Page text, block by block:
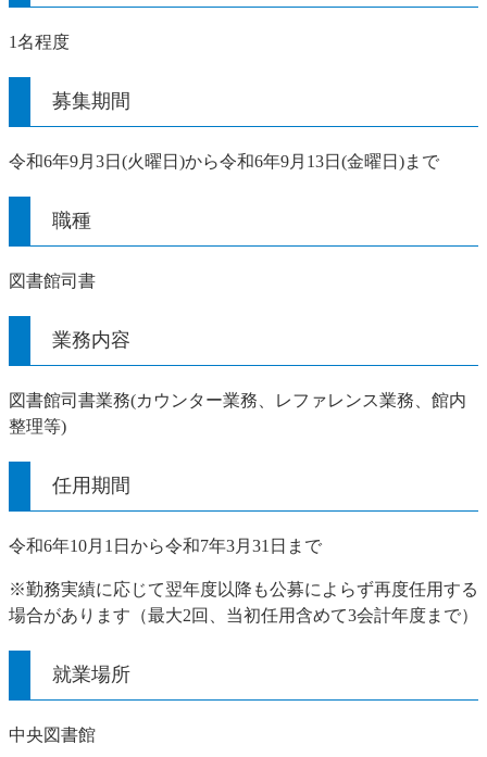
1名程度
募集期間
令和6年9月3日(火曜日)から令和6年9月13日(金曜日)まで
職種
図書館司書
業務内容
図書館司書業務(カウンター業務、レファレンス業務、館内
整理等)
任用期間
令和6年10月1日から令和7年3月31日まで
※勤務実績に応じて翌年度以降も公募によらず再度任用する
場合があります（最大2回、当初任用含めて3会計年度まで）
就業場所
中央図書館